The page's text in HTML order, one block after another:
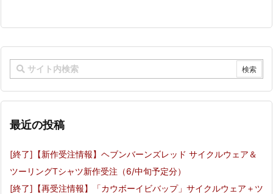
最近の投稿
[終了]【新作受注情報】ヘブンバーンズレッド サイクルウェア＆
ツーリングTシャツ新作受注（6/中旬予定分）
[終了]【再受注情報】「カウボーイビバップ」サイクルウェア＋ツ